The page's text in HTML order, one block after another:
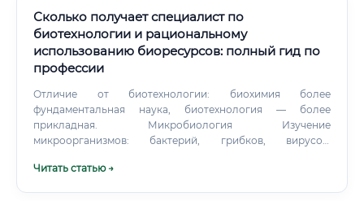
Сколько получает специалист по
биотехнологии и рациональному
использованию биоресурсов: полный гид по
профессии
Отличие от биотехнологии: биохимия более
фундаментальная наука, биотехнология — более
прикладная. Микробиология Изучение
микроорганизмов: бактерий, грибков, вирусов,
санитарно-эпидемиологических службах, пищевой
Читать статью →